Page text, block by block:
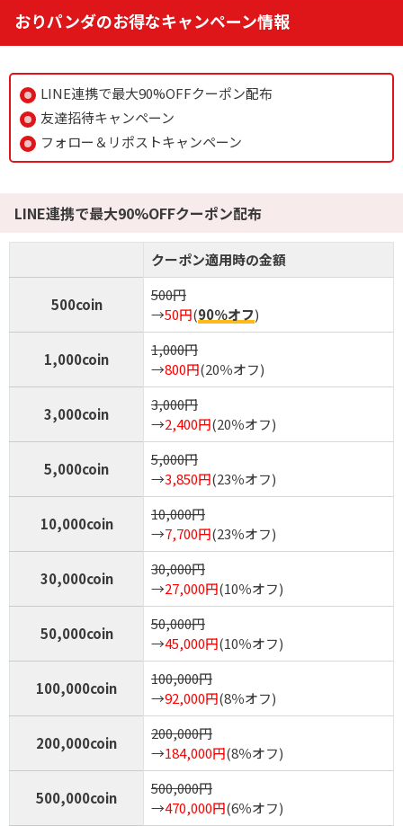
8 TORAオリパ
1周年記念イベント開催中！
新規限定5種類のアド確が引ける
還元率110%超の限定ガチャが引ける！
TORAオリパ公式サイトを見る
おりパンダのお得なキャンペーン情報
LINE連携で最大90%OFFクーポン配布
友達招待キャンペーン
フォロー＆リポストキャンペーン
LINE連携で最大90%OFFクーポン配布
クーポン適用時の金額
500coin
500円
→50円(90％オフ)
1,000coin
1,000円
→800円(20％オフ)
3,000coin
3,000円
→2,400円(20％オフ)
5,000coin
5,000円
→3,850円(23％オフ)
10,000coin
10,000円
→7,700円(23％オフ)
30,000coin
30,000円
→27,000円(10％オフ)
50,000coin
50,000円
→45,000円(10％オフ)
100,000coin
100,000円
→92,000円(8％オフ)
200,000coin
200,000円
→184,000円(8％オフ)
500,000coin
500,000円
→470,000円(6％オフ)